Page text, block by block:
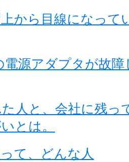
から目線になって
電源アダプタが故
人と、会社に残っ
とは。
て、どんな人